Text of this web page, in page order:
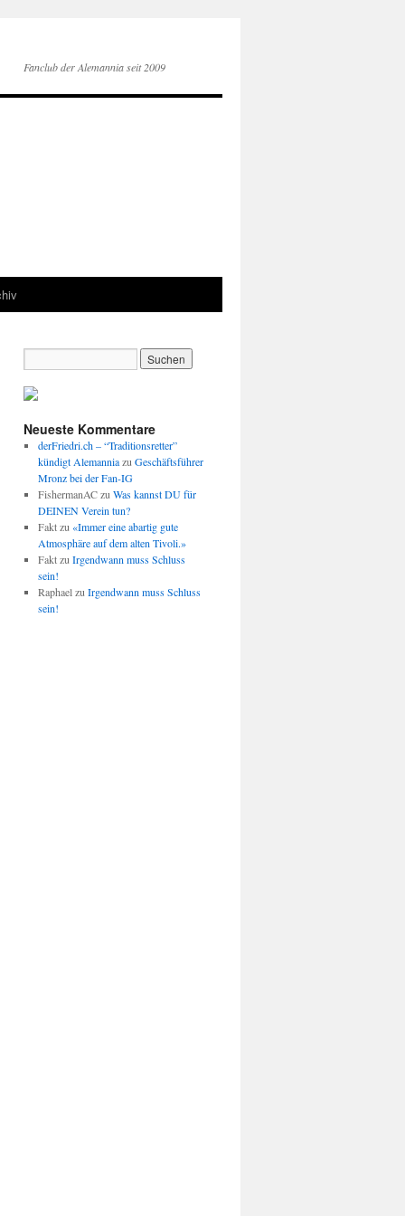
Fanclub der Alemannia seit 2009
Neueste Kommentare
derFriedri.ch – “Traditionsretter”
kündigt Alemanniazu Geschäftsführer
Mronz bei der Fan-IG
FishermanACzu Was kannst DU für
DEINEN Verein tun?
Faktzu «Immer eine abartig gute
Atmosphäre auf dem alten Tivoli.»
Faktzu Irgendwann muss Schluss
sein!
Raphaelzu Irgendwann muss Schluss
sein!